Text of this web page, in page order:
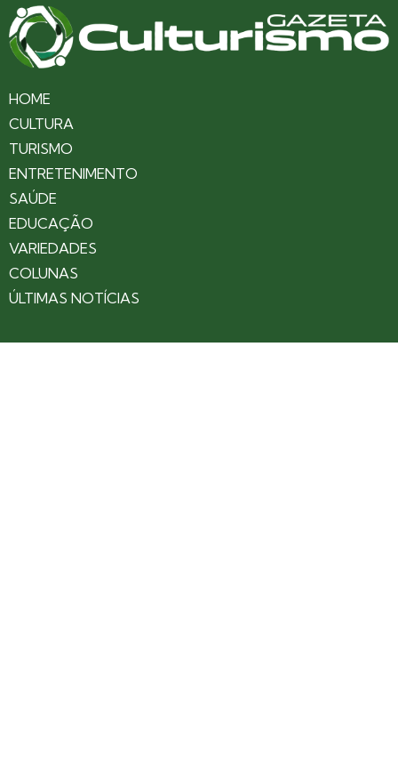
HOME
CULTURA
TURISMO
ENTRETENIMENTO
SAÚDE
EDUCAÇÃO
VARIEDADES
COLUNAS
ÚLTIMAS NOTÍCIAS